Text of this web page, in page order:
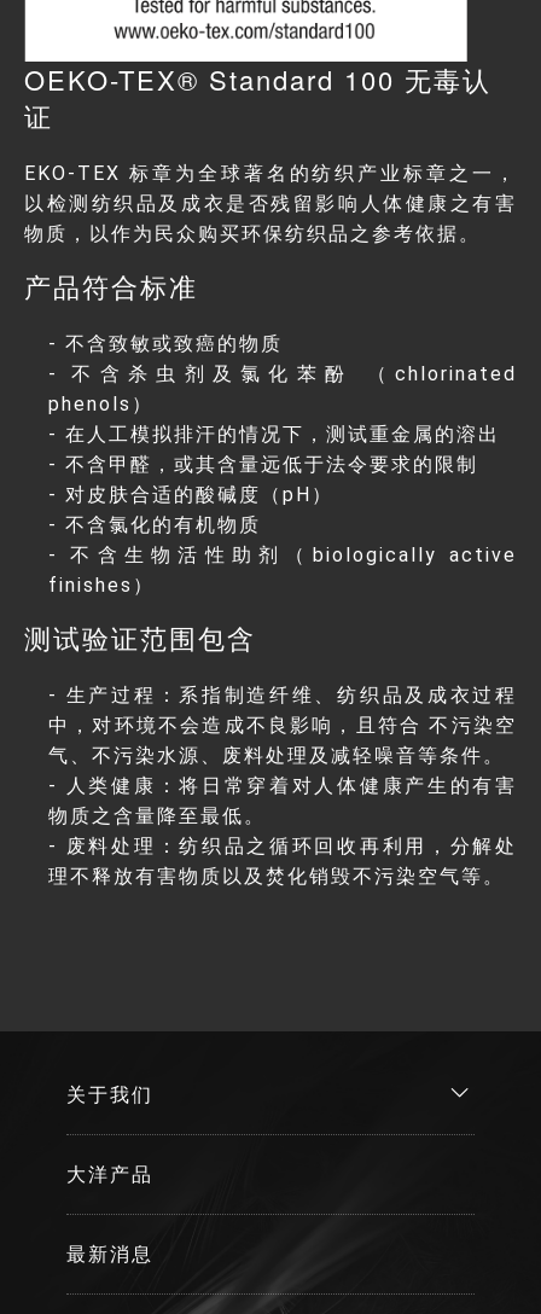
OEKO-TEX® Standard 100 无毒认
证
EKO-TEX 标章为全球著名的纺织产业标章之一，
以检测纺织品及成衣是否残留影响人体健康之有害
物质，以作为民众购买环保纺织品之参考依据。
产品符合标准
- 不含致敏或致癌的物质
- 不含杀虫剂及氯化苯酚 （chlorinated
phenols）
- 在人工模拟排汗的情况下，测试重金属的溶出
- 不含甲醛，或其含量远低于法令要求的限制
- 对皮肤合适的酸碱度（pH）
- 不含氯化的有机物质
- 不含生物活性助剂（biologically active
finishes）
测试验证范围包含
- 生产过程：系指制造纤维、纺织品及成衣过程
中，对环境不会造成不良影响，且符合 不污染空
气、不污染水源、废料处理及减轻噪音等条件。
- 人类健康：将日常穿着对人体健康产生的有害
物质之含量降至最低。
- 废料处理：纺织品之循环回收再利用，分解处
理不释放有害物质以及焚化销毁不污染空气等。
关于我们
大洋产品
最新消息